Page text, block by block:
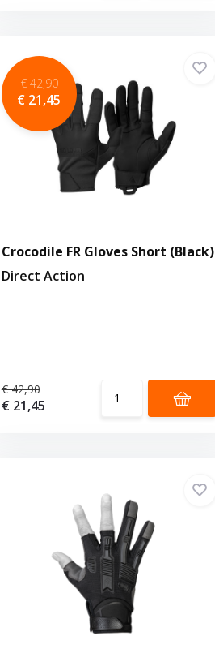
€ 42,90
€ 21,45
Crocodile FR Gloves Short (Black)
Direct Action
€ 42,90
€ 21,45